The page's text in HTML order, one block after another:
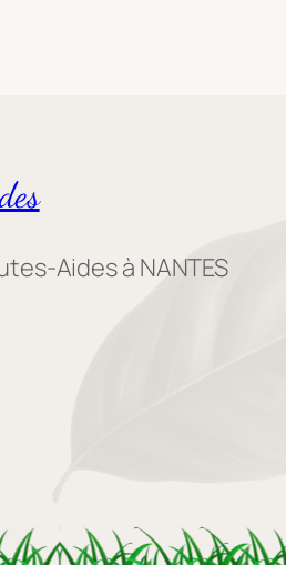
Aides à NANTES